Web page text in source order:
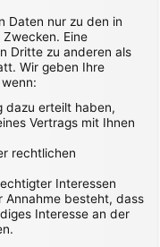
Daten nur zu den in
Eine
Dritte zu anderen als
Wir geben Ihre
dazu erteilt haben,
Vertrags mit Ihnen
rechtlichen
Interessen
Annahme besteht, dass
Interesse an der